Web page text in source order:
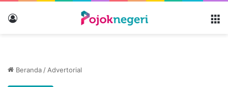
Beranda / Advertorial